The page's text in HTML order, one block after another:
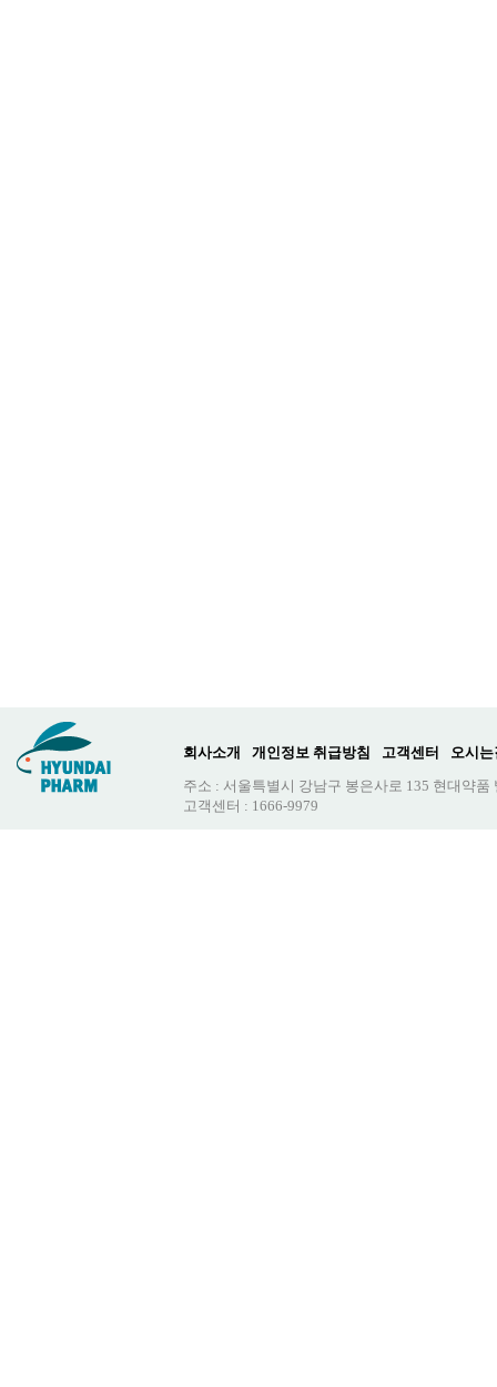
회사소개 개인정보 취급방침 고객센터
오시는
주소 : 서울특별시 강남구 봉은사로 135 현대약품
고객센터 : 1666-9979